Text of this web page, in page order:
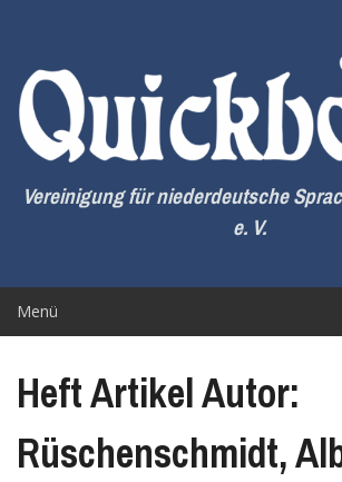
springen
Vereinigung für niederdeutsche
e. V.
Menü
Heft Artikel Autor:
Rüschenschmidt,